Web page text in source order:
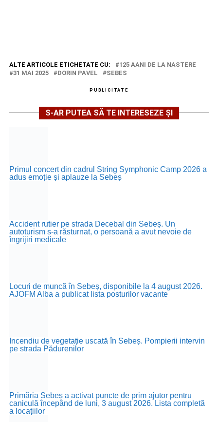
ALTE ARTICOLE ETICHETATE CU:
125 AANI DE LA NASTERE
31 MAI 2025
DORIN PAVEL SEBES
PUBLICITATE
S-AR PUTEA SĂ TE INTERESEZE ȘI
Primul concert din cadrul String Symphonic Camp 2026 a
adus emoție și aplauze la Sebeș
Accident rutier pe strada Decebal din Sebeș. Un
autoturism s-a răsturnat, o persoană a avut nevoie de
îngrijiri medicale
Locuri de muncă în Sebeș, disponibile la 4 august 2026.
AJOFM Alba a publicat lista posturilor vacante
Incendiu de vegetație uscată în Sebeș. Pompierii intervin
pe strada Pădurenilor
Primăria Sebeș a activat puncte de prim ajutor pentru
caniculă începând de luni, 3 august 2026. Lista completă
a locațiilor